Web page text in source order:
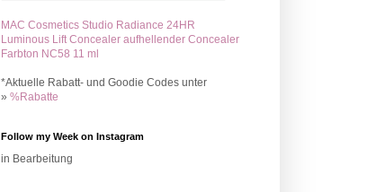
MAC Cosmetics Studio Radiance 24HR
Luminous Lift Concealer aufhellender Concealer
Farbton NC58 11 ml
*Aktuelle Rabatt- und Goodie Codes unter
» %Rabatte
Follow my Week on Instagram
in Bearbeitung